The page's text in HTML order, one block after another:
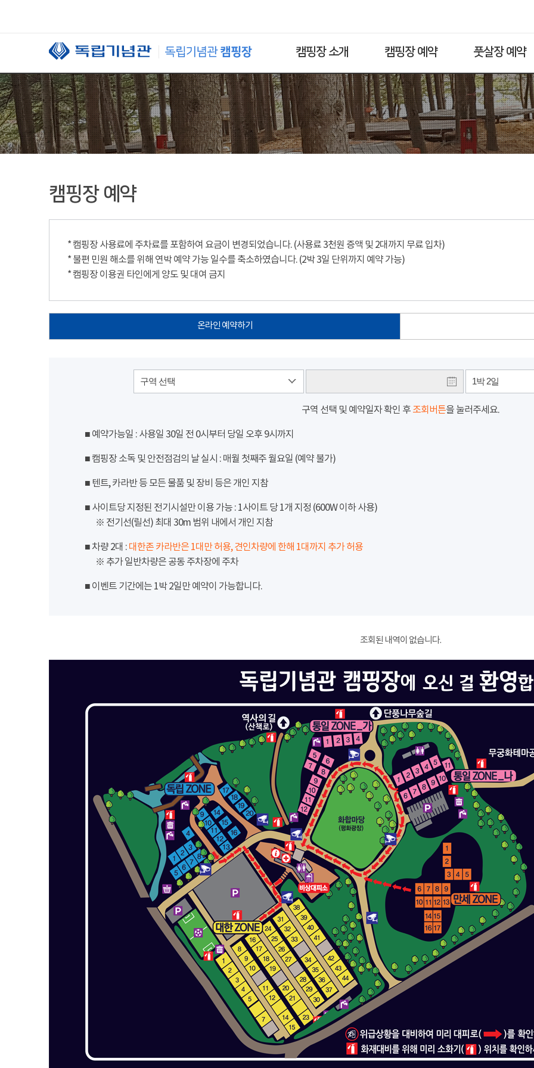
캠핑장 소개 캠핑장 예약 풋살장 예약
캠핑장 예약
* 캠핑장 사용료에 주차료를 포함하여 요금이 변경되었습니다. (사용료 3천원 증액 및 2대까지 무료 입차)
* 불편 민원 해소를 위해 연박 예약 가능 일수를 축소하였습니다. (2박 3일 단위까지 예약 가능)
* 캠핑장 이용권 타인에게 양도 및 대여 금지
온라인 예약하기
구역 선택 1박 2일
구역 선택 및 예약일자 확인 후 조회버튼을 눌러주세요.
■ 예약가능일 : 사용일 30일 전 0시부터 당일 오후 9시까지
■ 캠핑장 소독 및 안전점검의 날 실시 : 매월 첫째주 월요일 (예약 불가)
■ 텐트, 카라반 등 모든 물품 및 장비 등은 개인 지참
■ 사이트당 지정된 전기시설만 이용 가능 : 1사이트 당 1개 지정 (600W 이하 사용)
※ 전기선(릴선) 최대 30m 범위 내에서 개인 지참
■ 차량 2대 : 대한존 카라반은 1대만 허용, 견인차량에 한해 1대까지 추가 허용
※ 추가 일반차량은 공동 주차장에 주차
■ 이벤트 기간에는 1박 2일만 예약이 가능합니다.
조회된 내역이 없습니다.